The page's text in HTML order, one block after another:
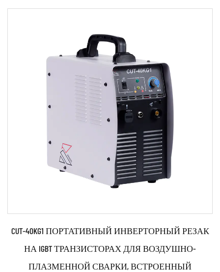
• Используйте передовые технологии, такие как
полномостовой инвертор IGBT, цифровое управление
микро...
ЧИТАТЬ ДАЛЕЕ
CUT-40KG1 ПОРТАТИВНЫЙ ИНВЕРТОРНЫЙ РЕЗАК
НА IGBT ТРАНЗИСТОРАХ ДЛЯ ВОЗДУШНО-
ПЛАЗМЕННОЙ СВАРКИ, ВСТРОЕННЫЙ